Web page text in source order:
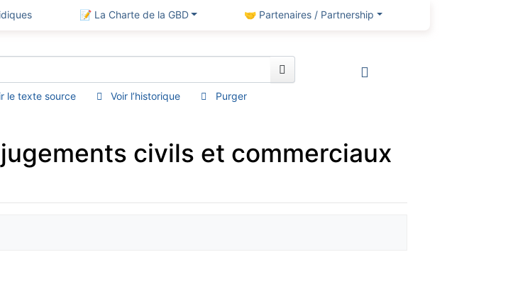
📝 La Charte de la GBD 🤝 Partenaires / Partnership
le texte source Voir l’historique Purger
civils et commerciaux